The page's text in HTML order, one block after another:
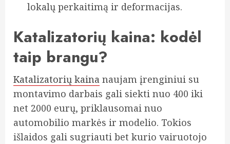
lokalų perkaitimą ir deformacijas.
Katalizatorių kaina: kodėl
taip brangu?
Katalizatorių kaina naujam įrenginiui su
montavimo darbais gali siekti nuo 400 iki
net 2000 eurų, priklausomai nuo
automobilio markės ir modelio. Tokios
išlaidos gali sugriauti bet kurio vairuotojo